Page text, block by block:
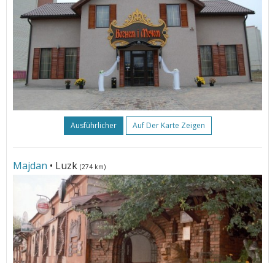
Ausführlicher Auf Der Karte Zeigen
Majdan • Luzk (274 km)